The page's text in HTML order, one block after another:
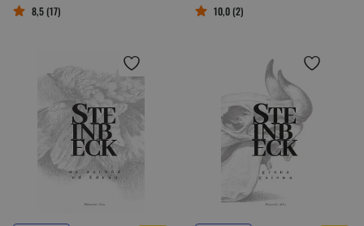
8,5 (17) 10,0 (2)